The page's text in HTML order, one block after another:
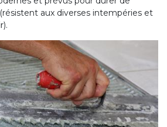
aux diverses intempéries et